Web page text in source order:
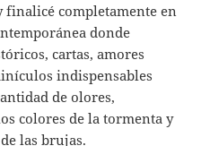
finalicé completamente en
donde
cartas, amores
indispensables
de olores,
colores de la tormenta y
las brujas.